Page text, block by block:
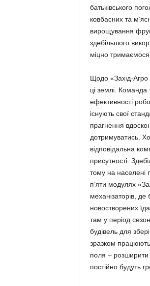
батьківського
ковбасних та
вирощування
здебільшого
міцно
Щодо «Захід-Агро
ці землі.
ефективності
існують свої
прагнення
дотримуватись.
відповідальна
присутності.
тому на населені
п’яти модулях
механізаторів, де
новостворених
там у період
будівель для
зразком працюють
поля – розширити
постійно будуть